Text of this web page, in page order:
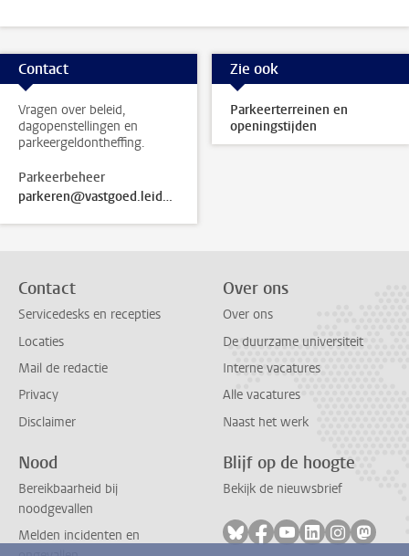
Contact
Vragen over beleid,
dagopenstellingen en
parkeergeldontheffing.
Parkeerbeheer
parkeren@vastgoed.leidenuniv.nl
Zie ook
Parkeerterreinen en
openingstijden
Contact
Servicedesks en recepties
Locaties
Mail de redactie
Privacy
Disclaimer
Over ons
Over ons
De duurzame universiteit
Interne vacatures
Alle vacatures
Naast het werk
Nood
Bereikbaarheid bij
noodgevallen
Melden incidenten en
Blijf op de hoogte
Bekijk de nieuwsbrief
Volg ons op bluesky
Volg ons op facebook
Volg ons op
Volg ons op
Volg ons
Volg